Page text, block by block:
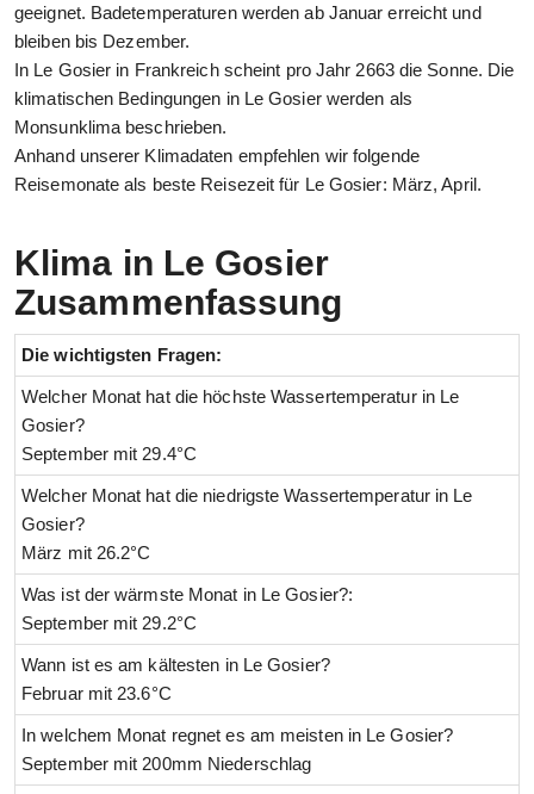
geeignet. Badetemperaturen werden ab Januar erreicht und
bleiben bis Dezember.
In Le Gosier in Frankreich scheint pro Jahr 2663 die Sonne. Die
klimatischen Bedingungen in Le Gosier werden als
Monsunklima beschrieben.
Anhand unserer Klimadaten empfehlen wir folgende
Reisemonate als beste Reisezeit für Le Gosier: März, April.
Klima in Le Gosier
Zusammenfassung
Die wichtigsten Fragen:
Welcher Monat hat die höchste Wassertemperatur in Le
Gosier?
September mit 29.4°C
Welcher Monat hat die niedrigste Wassertemperatur in Le
Gosier?
März mit 26.2°C
Was ist der wärmste Monat in Le Gosier?:
September mit 29.2°C
Wann ist es am kältesten in Le Gosier?
Februar mit 23.6°C
In welchem Monat regnet es am meisten in Le Gosier?
September mit 200mm Niederschlag